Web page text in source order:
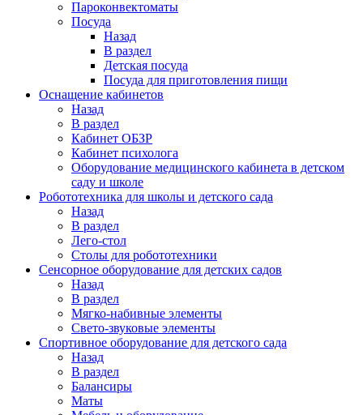
Пароконвектоматы
Посуда
Назад
В раздел
Детская посуда
Посуда для приготовления пищи
Оснащение кабинетов
Назад
В раздел
Кабинет ОБЗР
Кабинет психолога
Оборудование медицинского кабинета в детском
саду и школе
Робототехника для школы и детского сада
Назад
В раздел
Лего-стол
Столы для робототехники
Сенсорное оборудование для детских садов
Назад
В раздел
Мягко-набивные элементы
Свето-звуковые элементы
Спортивное оборудование для детского сада
Назад
В раздел
Балансиры
Маты